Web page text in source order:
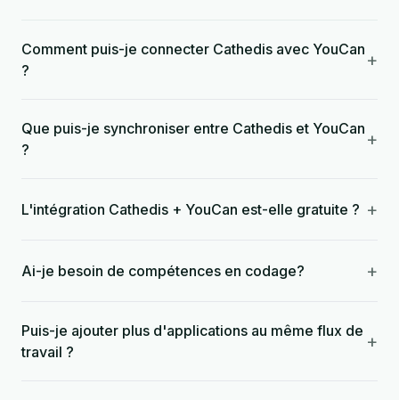
Comment puis-je connecter Cathedis avec YouCan
?
+
Que puis-je synchroniser entre Cathedis et YouCan
?
+
L'intégration Cathedis + YouCan est-elle gratuite ? +
Ai-je besoin de compétences en codage? +
Puis-je ajouter plus d'applications au même flux de
travail ?
+